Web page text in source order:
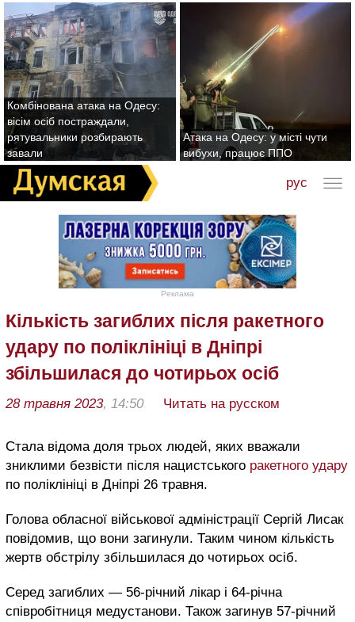
Комбінована атака на Одесу:
вісім осіб постраждали,
рятувальники розбирають
завали
Атака на Одесу: у місті чути
вибухи, працює ППО
рус
Реклама
Кількість загиблих після ракетного
удару по поліклініці в Дніпрі
збільшилася до чотирьох осіб
28 травня 2023, 14:50 Читать на русском
Стала відома доля трьох людей, яких вважали
зниклими безвісти після нацистського ракетного удару
по поліклініці в Дніпрі 26 травня.
Голова обласної військової адміністрації Сергій Лисак
повідомив, що вони загинули. Таким чином кількість
жертв обстрілу збільшилася до чотирьох осіб.
Серед загиблих — 56-річний лікар і 64-річна
співробітниця медустанови. Також загинув 57-річний